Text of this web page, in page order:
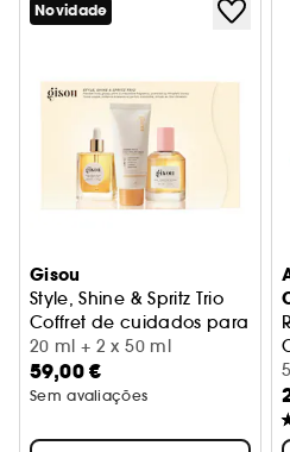
Novidade
Gisou
Style, Shine & Spritz Trio
Coffret de cuidados para o
20 ml + 2 x 50 ml
59,00 €
Sem avaliações